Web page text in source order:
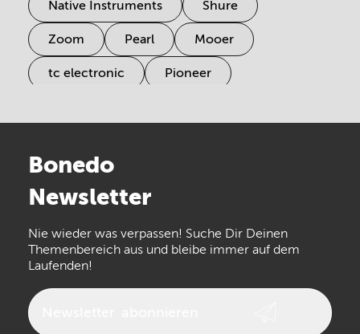
Native Instruments Shure
Zoom Pearl Mooer
tc electronic Pioneer
Arturia
the t.bone
Walrus Audio Epiphone
Bonedo
Newsletter
Nie wieder was verpassen! Suche Dir Deinen
Themenbereich aus und bleibe immer auf dem
Laufenden!